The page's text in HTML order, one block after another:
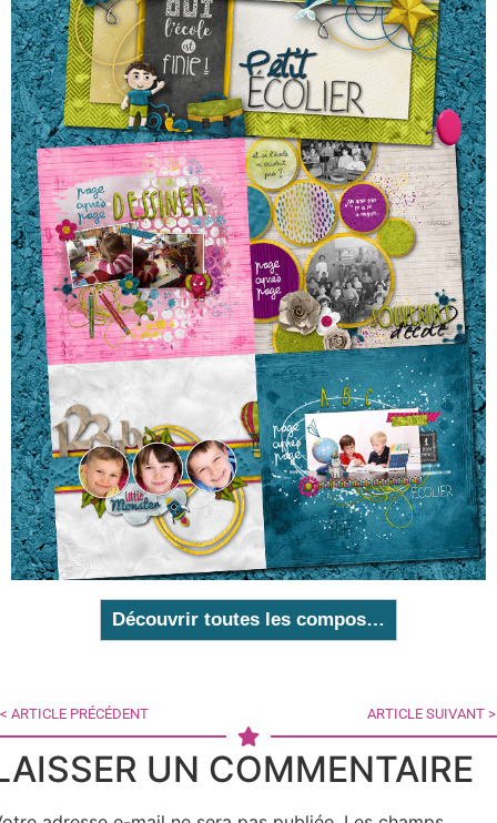
Découvrir toutes les compos…
< ARTICLE PRÉCÉDENT ARTICLE SUIVANT >
UN COMMENTAIRE